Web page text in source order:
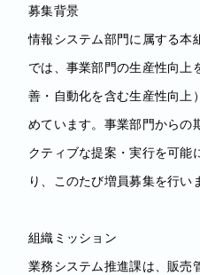
募集背景
情報システム部門に属する本
では、事業部門の生産性向上
善・自動化を含む生産性向上
めています。事業部門からの
クティブな提案・実行を可能
り、このたび増員募集を行い
組織ミッション
業務システム推進課は、販売